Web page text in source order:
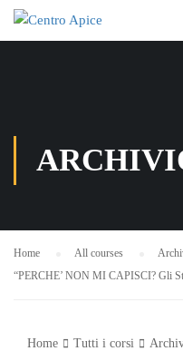
Home All courses
“PERCHE’ NON MI CAPISCI? Gli
Home Tutti i corsi